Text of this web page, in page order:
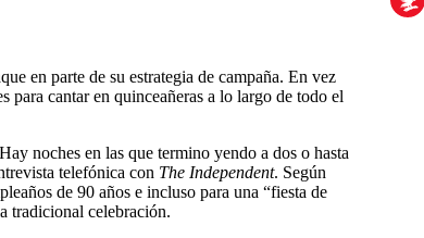
en parte de su estrategia de campaña. En vez
para cantar en quinceañeras a lo largo de todo el
noches en las que termino yendo a dos o hasta
telefónica con The Independent. Según
de 90 años e incluso para una “fiesta de
tradicional celebración.